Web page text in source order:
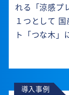
れる「涼感プ
１つとして
ト「つな木
導入事例